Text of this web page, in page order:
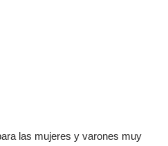
las mujeres y varones muy